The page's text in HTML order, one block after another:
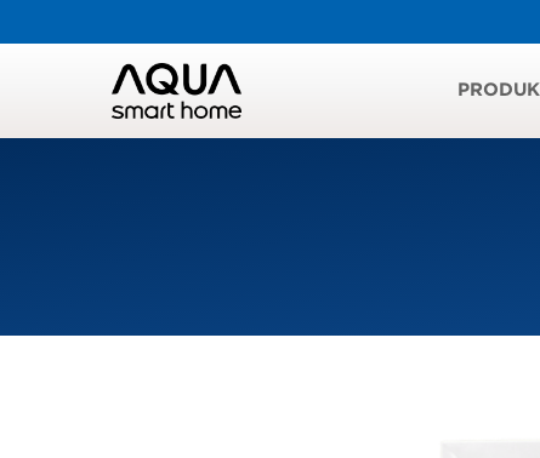
PRODUK